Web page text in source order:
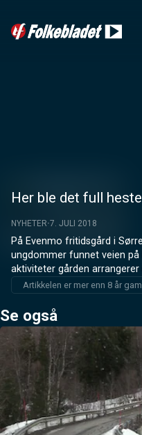
Her ble det full
NYHETER 7. JULI 2018
På Evenmo fritidsgård i
ungdommer funnet veien
aktiviteter gården
Artikkelen er mer enn 8 år
Se også